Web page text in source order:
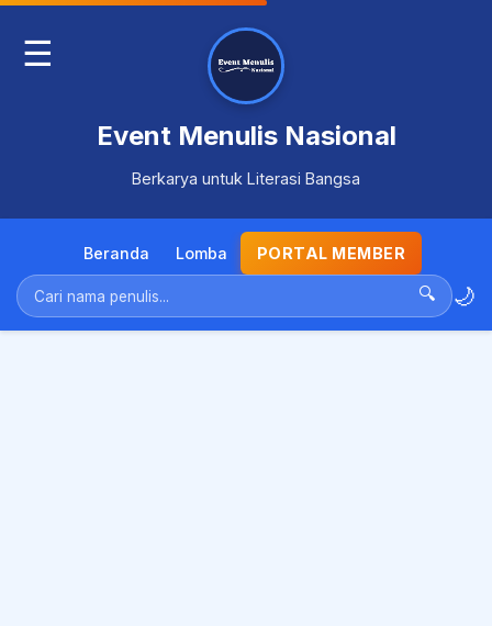
☰
Event Menulis Nasional
Berkarya untuk Literasi Bangsa
Beranda Lomba PORTAL MEMBER
🔍 🌙